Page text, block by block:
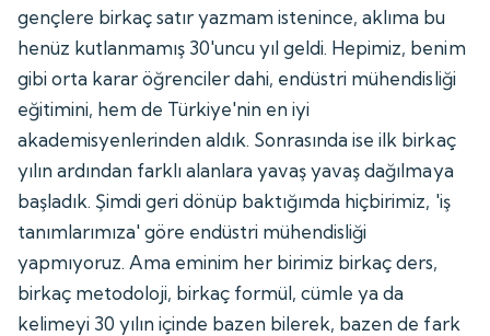
gençlere birkaç satır yazmam istenince, aklıma bu
henüz kutlanmamış 30'uncu yıl geldi. Hepimiz, benim
gibi orta karar öğrenciler dahi, endüstri mühendisliği
eğitimini, hem de Türkiye'nin en iyi
akademisyenlerinden aldık. Sonrasında ise ilk birkaç
yılın ardından farklı alanlara yavaş yavaş dağılmaya
başladık. Şimdi geri dönüp baktığımda hiçbirimiz, 'iş
tanımlarımıza' göre endüstri mühendisliği
yapmıyoruz. Ama eminim her birimiz birkaç ders,
birkaç metodoloji, birkaç formül, cümle ya da
kelimeyi 30 yılın içinde bazen bilerek, bazen de fark